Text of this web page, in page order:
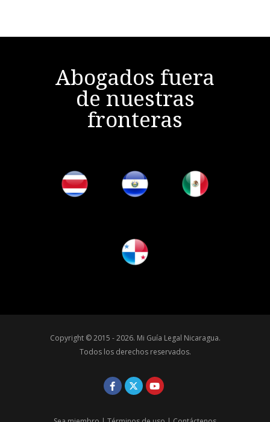
Abogados fuera
de nuestras
fronteras
Copyright © 2015 - 2026. Mi Guía Legal Nicaragua.
Todos los derechos reservados.